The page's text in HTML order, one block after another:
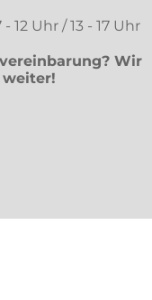
12 Uhr / 13 - 17 Uhr
Wir
weiter!